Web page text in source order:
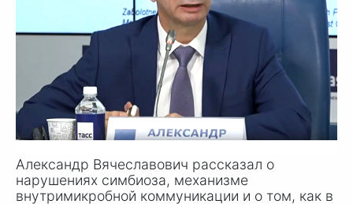
Александр Вячеславович рассказал о
нарушениях симбиоза, механизме
внутримикробной коммуникации и о том, как в